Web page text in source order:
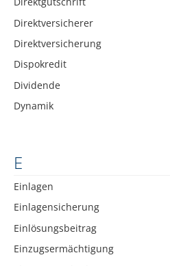
Direktversicherer
Direktversicherung
Dispokredit
Dividende
Dynamik
E
Einlagen
Einlagensicherung
Einlösungsbeitrag
Einzugsermächtigung